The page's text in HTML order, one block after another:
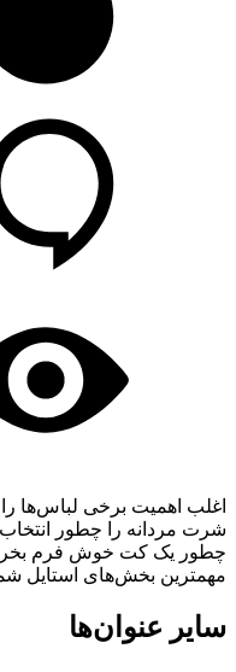
اغلب اهمیت برخی لباس‌ها
شرت مردانه را چطور انتخاب
چطور یک کت خوش فرم
مهمترین بخش‌های استایل
سایر عنوان‌ها